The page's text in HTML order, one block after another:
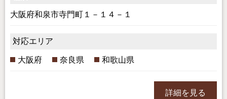
大阪府和泉市寺門町１－１４－１
対応エリア
大阪府 奈良県 和歌山県
詳細を見る